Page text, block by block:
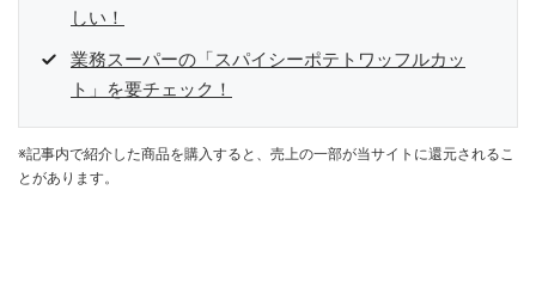
しい！
業務スーパーの「スパイシーポテトワッフルカッ
ト」を要チェック！
※記事内で紹介した商品を購入すると、売上の一部が当サイトに還元されるこ
とがあります。